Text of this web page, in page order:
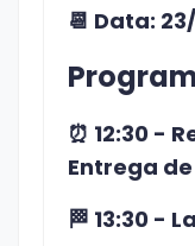
📆 Data:
⏰ 12:30 -
Entrega
🏁 13:30 -